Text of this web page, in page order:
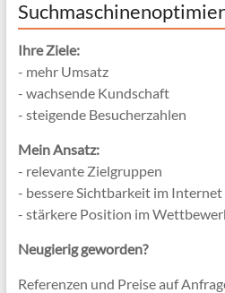
Ihre Ziele:
- mehr Umsatz
- wachsende Kundschaft
- steigende Besucherzahlen
Mein Ansatz:
- relevante Zielgruppen
- bessere Sichtbarkeit im Internet
- stärkere Position im
Neugierig geworden?
Referenzen und Preise auf